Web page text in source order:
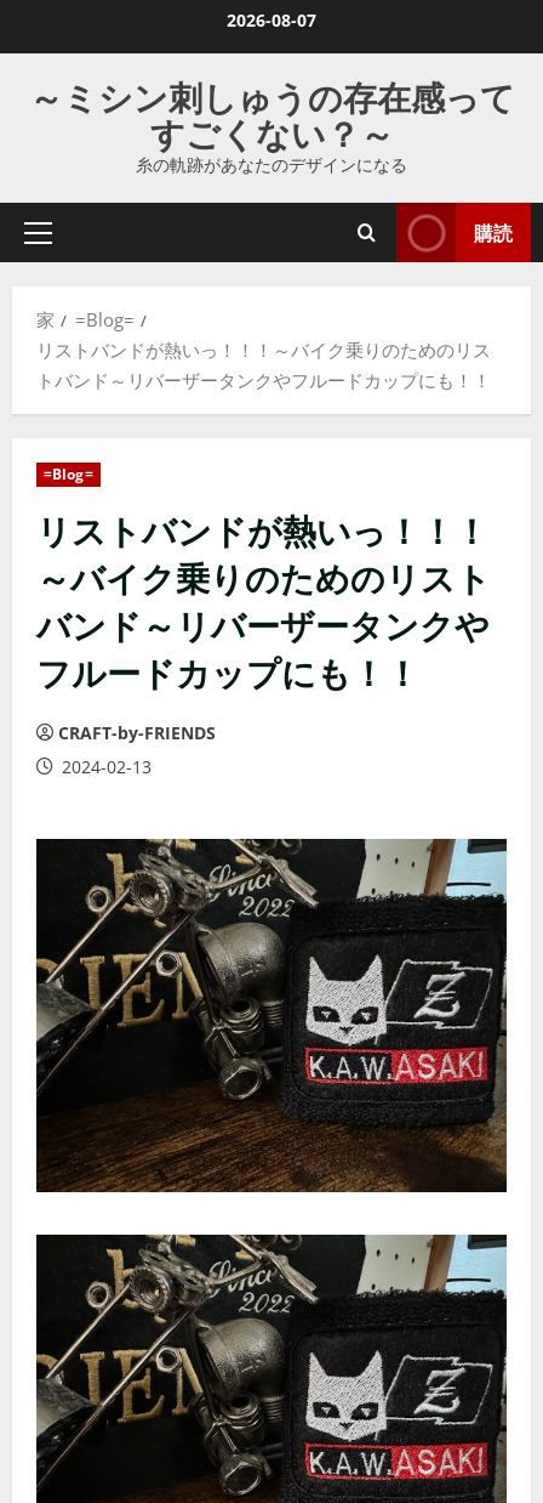
ン
ス
す
2026-08-07
～ミシン刺しゅうの存在感って
すごくない？～
糸の軌跡があなたのデザインになる
プ
イ
マ
リ
メ
ュ
ー
購読
家
=Blog=
リストバンドが熱いっ！！！～バイク乗りのためのリス
トバンド～リバーザータンクやフルードカップにも！！
=Blog=
リストバンドが熱いっ！！！
～バイク乗りのためのリスト
バンド～リバーザータンクや
フルードカップにも！！
CRAFT-by-FRIENDS
2024-02-13